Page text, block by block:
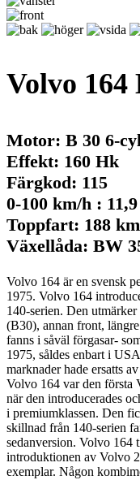
Volvo 164
Motor: B 30 6-cyl
Effekt: 160 Hk
Färgkod: 115
0-100 km/h :
Toppfart: 188
Växellåda: BW
Volvo 164 är en svensk
1975. Volvo 164
140-serien. Den
(B30), annan front,
fanns i såväl förgasar-
1975, såldes enbart i
marknader hade ersatts
Volvo 164 var den första
när den introducerades
i premiumklassen. Den
skillnad från 140-serien
sedanversion. Volvo 164
introduktionen av Volvo
exemplar. Någon